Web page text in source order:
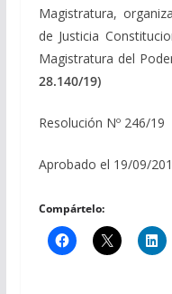
Magistratura,
de Justicia
Magistratura del
28.140/19)
Resolución Nº 246/19
Aprobado el 19/09/
Compártelo: